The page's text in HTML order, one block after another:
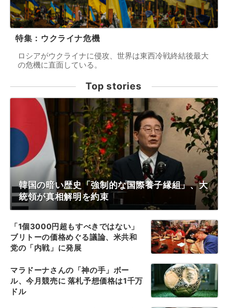
特集：ウクライナ危機
ロシアがウクライナに侵攻、世界は東西冷戦終結後最大
の危機に直面している。
Top stories
韓国の暗い歴史「強制的な国際養子縁組」、大
統領が真相解明を約束
「1個3000円超もすべきではない」
ブリトーの価格めぐる議論、米共和
党の「内戦」に発展
マラドーナさんの「神の手」ボー
ル、今月競売に 落札予想価格は1千万
ドル